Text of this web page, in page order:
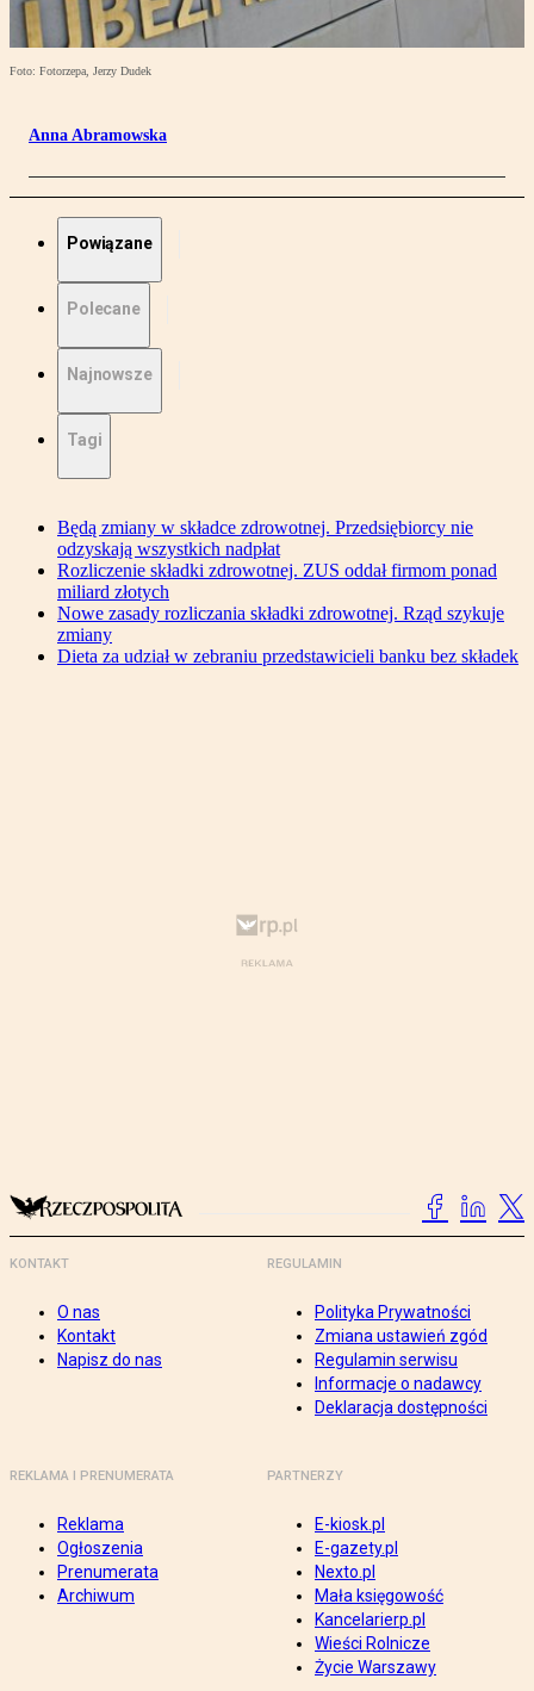
Foto: Fotorzepa, Jerzy Dudek
Anna Abramowska
Powiązane
Polecane
Najnowsze
Tagi
Będą zmiany w składce zdrowotnej. Przedsiębiorcy nie
odzyskają wszystkich nadpłat
Rozliczenie składki zdrowotnej. ZUS oddał firmom ponad
miliard złotych
Nowe zasady rozliczania składki zdrowotnej. Rząd szykuje
zmiany
Dieta za udział w zebraniu przedstawicieli banku bez składek
KONTAKT
O nas
Kontakt
Napisz do nas
REGULAMIN
Polityka Prywatności
Zmiana ustawień zgód
Regulamin serwisu
Informacje o nadawcy
Deklaracja dostępności
REKLAMA I PRENUMERATA
Reklama
Ogłoszenia
Prenumerata
Archiwum
PARTNERZY
E-kiosk.pl
E-gazety.pl
Nexto.pl
Mała księgowość
Kancelarierp.pl
Wieści Rolnicze
Życie Warszawy